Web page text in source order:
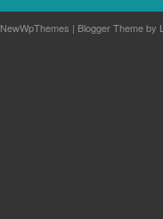
NewWpThemes | Blogger Theme by